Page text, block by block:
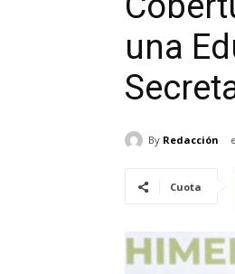
una
By Redacción
Cuota